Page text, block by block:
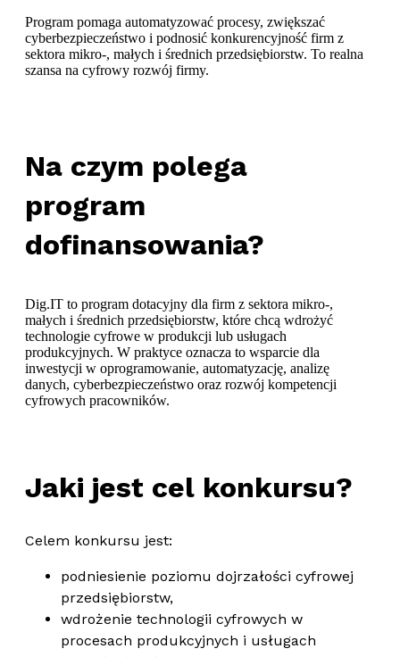
Program pomaga automatyzować procesy, zwiększać
cyberbezpieczeństwo i podnosić konkurencyjność firm z
sektora mikro-, małych i średnich przedsiębiorstw. To realna
szansa na cyfrowy rozwój firmy.
Na czym polega
program
dofinansowania?
Dig.IT to program dotacyjny dla firm z sektora mikro-,
małych i średnich przedsiębiorstw, które chcą wdrożyć
technologie cyfrowe w produkcji lub usługach
produkcyjnych. W praktyce oznacza to wsparcie dla
inwestycji w oprogramowanie, automatyzację, analizę
danych, cyberbezpieczeństwo oraz rozwój kompetencji
cyfrowych pracowników.
Jaki jest cel konkursu?
Celem konkursu jest:
podniesienie poziomu dojrzałości cyfrowej
przedsiębiorstw,
wdrożenie technologii cyfrowych w
procesach produkcyjnych i usługach